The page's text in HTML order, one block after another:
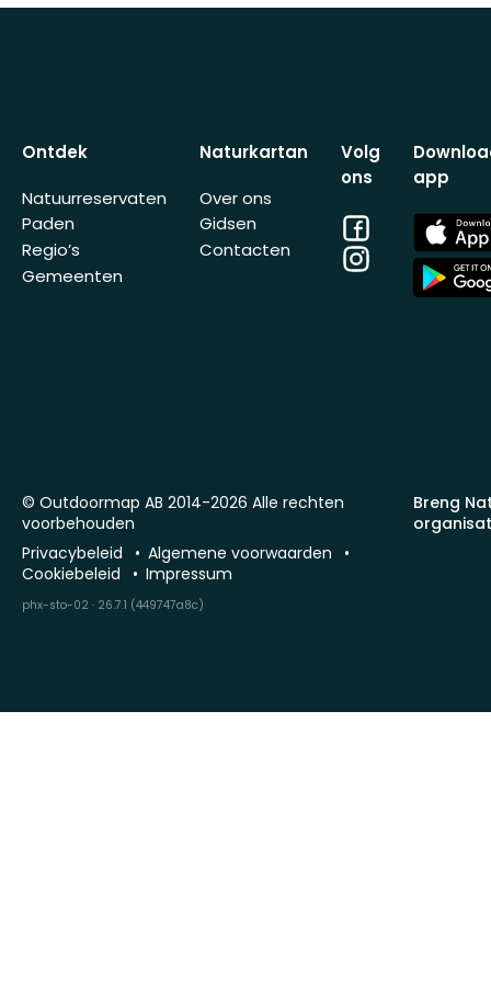
Ontdek
Natuurreservaten
Paden
Regio’s
Gemeenten
Naturkartan
Over ons
Gidsen
Contacten
Volg
ons
Facebook
Instagram
app
App
Store
App
Store
Breng
© Outdoormap AB 2014-2026 Alle rechten
voorbehouden
Privacybeleid
Algemene voorwaarden
Cookiebeleid
Impressum
phx-sto-02 · 26.7.1 (449747a8c)